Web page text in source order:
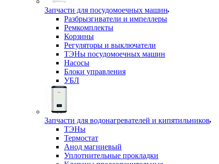
Запчасти для посудомоечных машин
Разбрызгиватели и импеллеры
Ремкомплекты
Корзины
Регуляторы и выключатели
ТЭНы посудомоечных машин
Насосы
Блоки управления
УБЛ
Запчасти для водонагревателей и кипятильников
ТЭНы
Термостат
Анод магниевый
Уплотнительные прокладки